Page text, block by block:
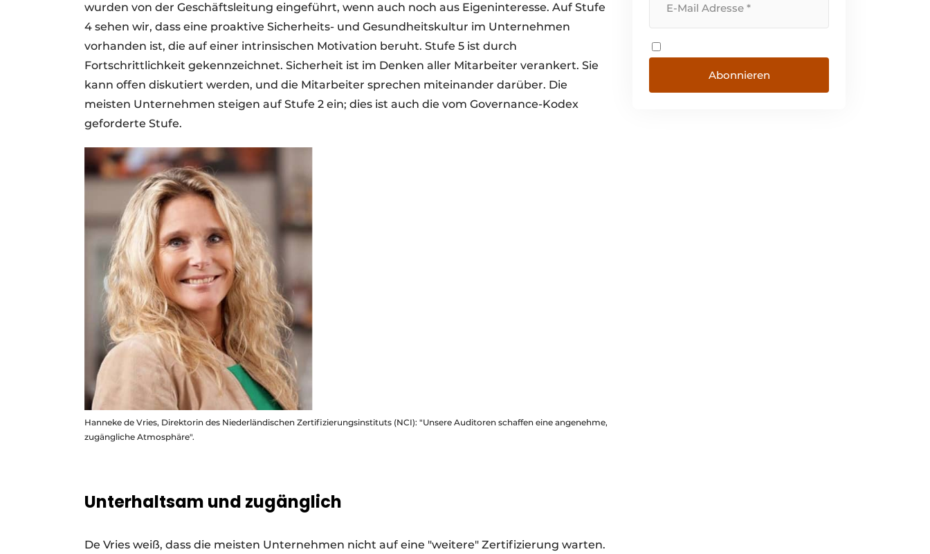
wurden von der Geschäftsleitung eingeführt, wenn auch noch aus Eigeninteresse. Auf Stufe
4 sehen wir, dass eine proaktive Sicherheits- und Gesundheitskultur im Unternehmen
vorhanden ist, die auf einer intrinsischen Motivation beruht. Stufe 5 ist durch
Fortschrittlichkeit gekennzeichnet. Sicherheit ist im Denken aller Mitarbeiter verankert. Sie
kann offen diskutiert werden, und die Mitarbeiter sprechen miteinander darüber. Die
meisten Unternehmen steigen auf Stufe 2 ein; dies ist auch die vom Governance-Kodex
geforderte Stufe.
Hanneke de Vries, Direktorin des Niederländischen Zertifizierungsinstituts (NCI): "Unsere Auditoren schaffen eine angenehme,
zugängliche Atmosphäre".
Unterhaltsam und zugänglich
De Vries weiß, dass die meisten Unternehmen nicht auf eine "weitere" Zertifizierung warten.
Abonnieren